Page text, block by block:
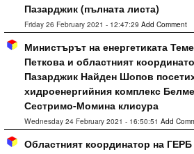
Пазарджик (пълната листа)
Friday 26 February 2021 - 12:47:29 Add Comment
Министърът на енергетиката
Петкова и областният
Пазарджик Найден Шопов
хидроенергийния комплекс
Сестримо-Момина клисура
Wednesday 24 February 2021 - 16:50:51 Add
Областният координатор на